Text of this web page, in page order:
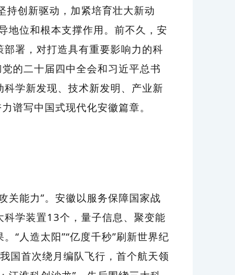
持创新驱动，加紧培育壮大新动
地位和根本支撑作用。前不久，安
署，对打造具有重要影响力的科
的二十届四中全会和习近平总书
学新发现、技术新发明、产业新
谱写中国式现代化安徽篇章。
能力”。安徽以服务保障国家战
学装置13个，量子信息、聚变能
“人造太阳”“亿度千秒”刷新世界纪
国首次绕月编队飞行，首个航天领